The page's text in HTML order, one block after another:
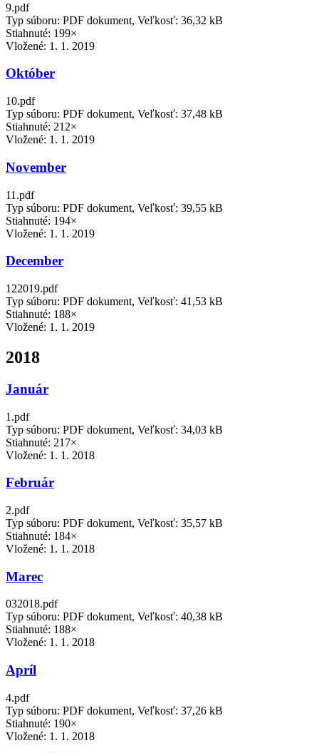
9.pdf
Typ súboru: PDF dokument, Veľkosť: 36,32 kB
Stiahnuté: 199×
Vložené: 1. 1. 2019
Október
10.pdf
Typ súboru: PDF dokument, Veľkosť: 37,48 kB
Stiahnuté: 212×
Vložené: 1. 1. 2019
November
11.pdf
Typ súboru: PDF dokument, Veľkosť: 39,55 kB
Stiahnuté: 194×
Vložené: 1. 1. 2019
December
122019.pdf
Typ súboru: PDF dokument, Veľkosť: 41,53 kB
Stiahnuté: 188×
Vložené: 1. 1. 2019
2018
Január
1.pdf
Typ súboru: PDF dokument, Veľkosť: 34,03 kB
Stiahnuté: 217×
Vložené: 1. 1. 2018
Február
2.pdf
Typ súboru: PDF dokument, Veľkosť: 35,57 kB
Stiahnuté: 184×
Vložené: 1. 1. 2018
Marec
032018.pdf
Typ súboru: PDF dokument, Veľkosť: 40,38 kB
Stiahnuté: 188×
Vložené: 1. 1. 2018
Apríl
4.pdf
Typ súboru: PDF dokument, Veľkosť: 37,26 kB
Stiahnuté: 190×
Vložené: 1. 1. 2018